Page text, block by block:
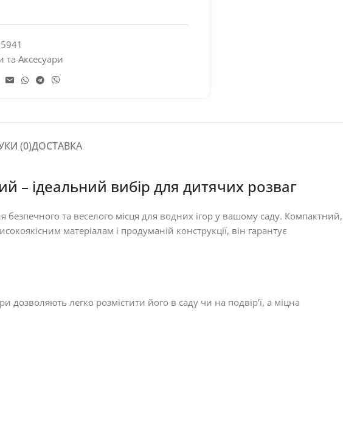
та Аксесуари
(0)ДОСТАВКА
– ідеальний вибір для дитячих розваг
та веселого місця для водних ігор у вашому саду. Компактний,
матеріалам і продуманій конструкції, він гарантує
дозволяють легко розмістити його в саду чи на подвір’ї, а міцна